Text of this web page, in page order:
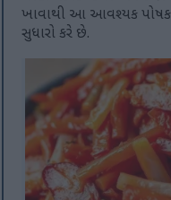
ખાવાથી આ આવશ્યક પોષક
સુધારો કરે છે.